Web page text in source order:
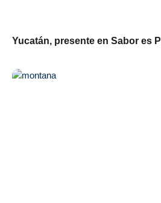
Yucatán, presente en Sabor es